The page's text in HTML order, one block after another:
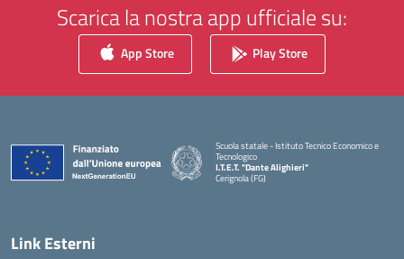
Scarica la nostra app ufficiale su:
App Store Play Store
Scuola statale - Istituto Tecnico Economico e
Tecnologico
I.T.E.T. "Dante Alighieri"
Cerignola (FG)
— Visita la pagina iniziale della scuola
Link Esterni